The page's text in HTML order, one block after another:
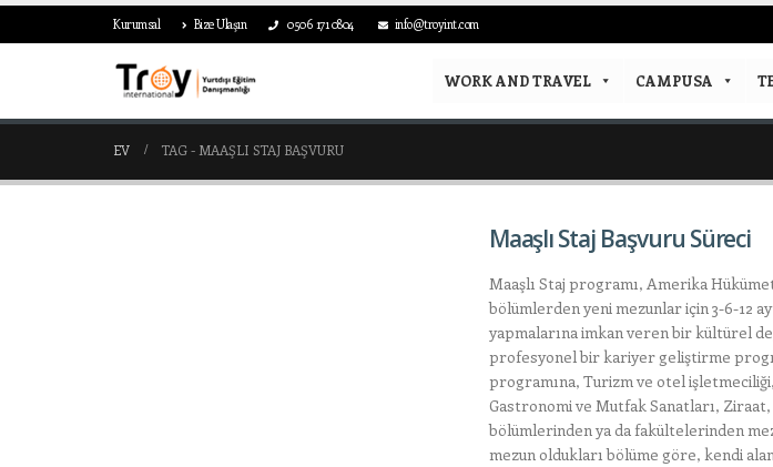
Kurumsal Bize Ulaşın 0506 171 0804 info@troyint.com
WORK AND TRAVEL CAMPUSA
EV TAG - MAAŞLI STAJ BAŞVURU
Maaşlı Staj Başvuru Süreci
Maaşlı Staj programı, Amerika
bölümlerden yeni mezunlar için 3-6-12
yapmalarına imkan veren bir kültürel
profesyonel bir kariyer geliştirme
programına, Turizm ve otel
Gastronomi ve Mutfak Sanatları,
bölümlerinden ya da fakültelerinden
mezun oldukları bölüme göre, kendi